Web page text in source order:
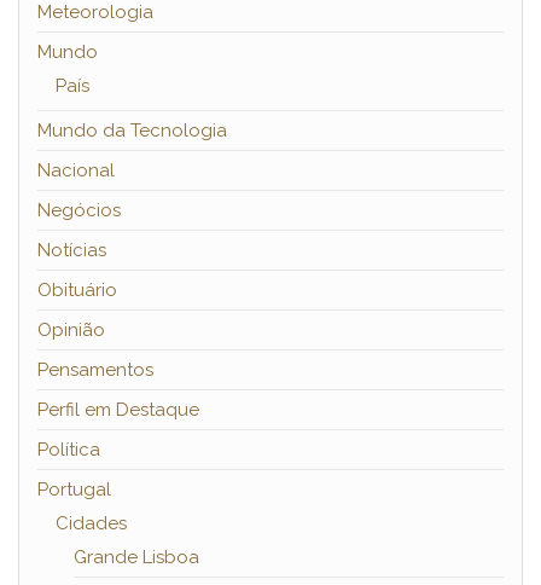
Meteorologia
Mundo
País
Mundo da Tecnologia
Nacional
Negócios
Notícias
Obituário
Opinião
Pensamentos
Perfil em Destaque
Política
Portugal
Cidades
Grande Lisboa